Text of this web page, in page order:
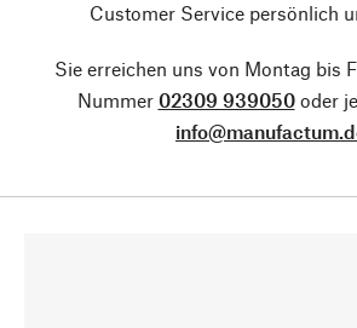
Customer Service persönlich
Sie erreichen uns von Montag bis
Nummer 02309 939050oder